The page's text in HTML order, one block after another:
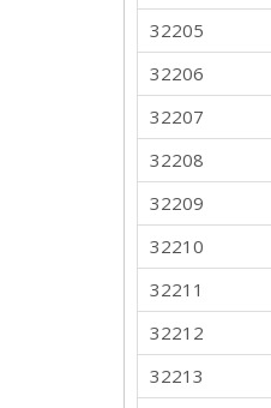
32205
32206
32207
32208
32209
32210
32211
32212
32213